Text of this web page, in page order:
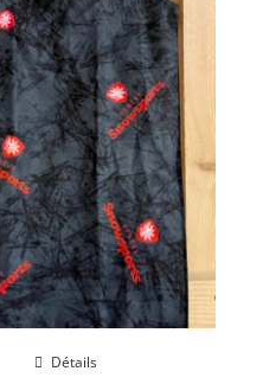
Détails